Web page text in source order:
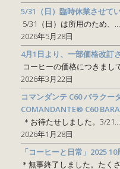
5/31（日）臨時休業させて
5/31（日）は所用のため、...
2026年5月28日
4月1日より、一部価格改訂
コーヒーの価格につきまし
2026年3月22日
コマンダンテ C60 バラクー
COMANDANTE® C60
＊お待たせしました。3/21...
2026年1月28日
「コーヒーと日常」2025
＊無事終了しました。たく